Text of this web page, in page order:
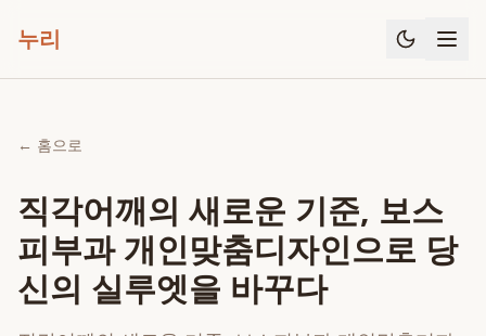
누리
← 홈으로
직각어깨의 새로운 기준, 보스
피부과 개인맞춤디자인으로 당
신의 실루엣을 바꾸다